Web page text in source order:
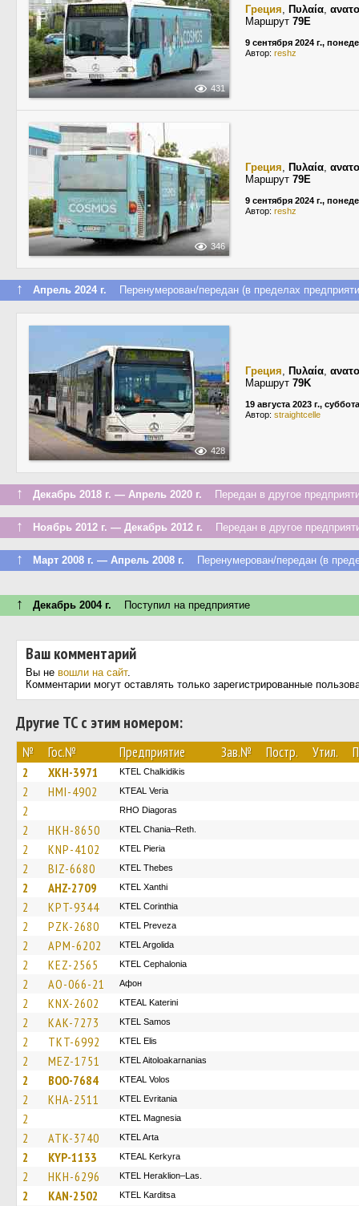
431
Греция, Πυλαία,
Маршрут 79E
9 сентября 2024 г.,
Автор: reshz
346
Греция, Πυλαία,
Маршрут 79E
9 сентября 2024 г.,
Автор: reshz
↑ Апрель 2024 г. Перенумерован/передан (в пределах
428
Греция, Πυλαία,
Маршрут 79K
19 августа 2023 г., суббота
Автор: straightcelle
↑ Декабрь 2018 г. — Апрель 2020 г. Передан в другое
↑ Ноябрь 2012 г. — Декабрь 2012 г. Передан в другое
↑ Март 2008 г. — Апрель 2008 г. Перенумерован/передан (в
↑ Декабрь 2004 г. Поступил на предприятие
Ваш комментарий
Вы не вошли на сайт.
Комментарии могут оставлять только зарегистрированные
Другие ТС с этим номером:
№ Гос.№ Предприятие Зав.№ Постр. Утил.
2 XKH-3971 ΚΤΕL Chalkidikis
2 HMI-4902 KTEAL Veria
2 RHO Diagoras
2 HKH-8650 KTEL Chania–Reth.
2 KNP-4102 KTEL Pieria
2 BIZ-6680 KTEL Thebes
2 AHZ-2709 KTEL Xanthi
2 KPT-9344 KTEL Corinthia
2 PZK-2680 KTEL Preveza
2 APM-6202 KTEL Argolida
2 KEZ-2565 KTEL Cephalonia
2 AO-066-21 Афон
2 KNX-2602 KTEAL Katerini
2 KAK-7273 KTEL Samos
2 TKT-6992 KTEL Elis
2 MEZ-1751 KTEL Aitoloakarnanias
2 BOO-7684 KTEAL Volos
2 KHA-2511 ΚΤΕL Evritania
2 ΚΤΕL Magnesia
2 ATK-3740 KTEL Arta
2 KYP-1133 KTEAL Kerkyra
2 HKH-6296 KTEL Heraklion–Las.
2 KAN-2502 ΚΤΕL Karditsa